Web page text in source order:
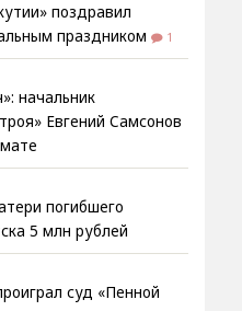
поздравил
праздником
1
начальник
Евгений Самсонов
погибшего
5 млн рублей
суд «Пенной